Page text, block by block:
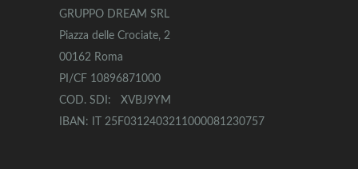
GRUPPO DREAM SRL
Piazza delle Crociate, 2
00162 Roma
PI/CF 10896871000
COD. SDI: XVBJ9YM
IBAN: IT 25F0312403211000081230757